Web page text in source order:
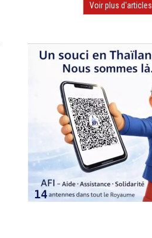
Voir plus d'articles